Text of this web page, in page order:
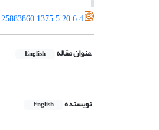
عنوان مقاله English
نویسنده English